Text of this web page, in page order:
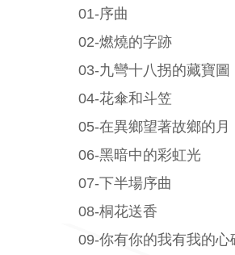
01-序曲
02-燃燒的字跡
03-九彎十八拐的藏寶圖
04-花傘和斗笠
05-在異鄉望著故鄉的月
06-黑暗中的彩虹光
07-下半場序曲
08-桐花送香
09-你有你的我有我的心